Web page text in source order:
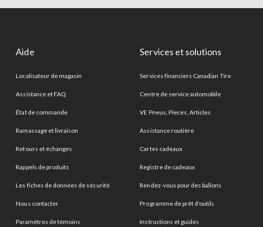
Aide
Localisateur de magasin
Assistance et FAQ
État de commande
Ramassage et livraison
Retours et échanges
Rappels de produits
Les fiches de données de sécurité
Nous contacter
Paramètres de témoins
Services et solutions
Services financiers Canadian Tire
Centre de service automobile
VE Pneus, Pieces, Articles
Assistance routière
Cartes cadeaux
Registre de cadeaux
Rendez-vous pour des ballons
Programme de prêt d'outils
Instructions et guides